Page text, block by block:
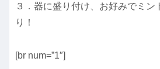
３．器に盛り付け、お好みでミン
り！
[br num=”1″]